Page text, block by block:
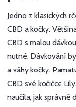
Jedno z klasických
CBD a kočky.
CBD s malou
nutné. Dávkování
a váhy kočky.
CBD své kočičce
naučila, jak správně